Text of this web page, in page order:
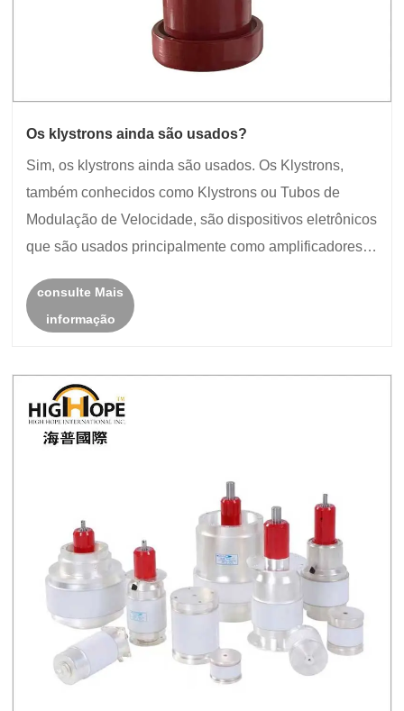
Os klystrons ainda são usados?
Sim, os klystrons ainda são usados. Os Klystrons,
também conhecidos como Klystrons ou Tubos de
Modulação de Velocidade, são dispositivos eletrônicos
que são usados ​​principalmente como amplificadores e
potência. Eles têm várias vantagens notáveis, inc......
consulte Mais
informação